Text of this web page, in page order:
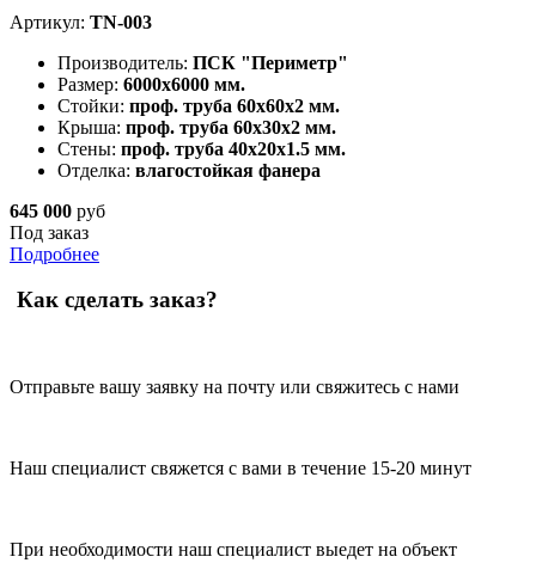
Артикул: TN-003
Производитель: ПСК "Периметр"
Размер: 6000х6000 мм.
Стойки: проф. труба 60х60х2 мм.
Крыша: проф. труба 60х30х2 мм.
Стены: проф. труба 40х20х1.5 мм.
Отделка: влагостойкая фанера
645 000 руб
Под заказ
Подробнее
Как сделать заказ?
Отправьте вашу заявку на почту или свяжитесь с нами
Наш специалист свяжется с вами в течение 15-20 минут
При необходимости наш специалист выедет на объект